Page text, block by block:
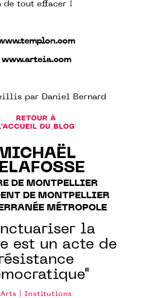
de tout effacer !
www.arteia.com
par Daniel Bernard
RETOUR À
DU BLOG
MICHAËL
DE MONTPELLIER
DE MONTPELLIER
MÉTROPOLE
la
est un acte de
Arts | Institutions